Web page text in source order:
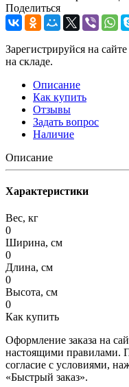
Поделиться
Зарегистрируйся на
на складе.
Описание
Как купить
Отзывы
Задать вопрос
Наличие
Описание
Характеристики
Вес, кг
0
Ширина, см
0
Длина, см
0
Высота, см
0
Как купить
Оформление заказа на
настоящими правилами.
согласие с условиями,
«Быстрый заказ».